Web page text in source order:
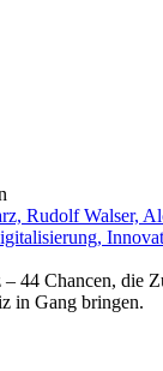
Rudolf Walser,
44 Chancen, die
in Gang bringen.